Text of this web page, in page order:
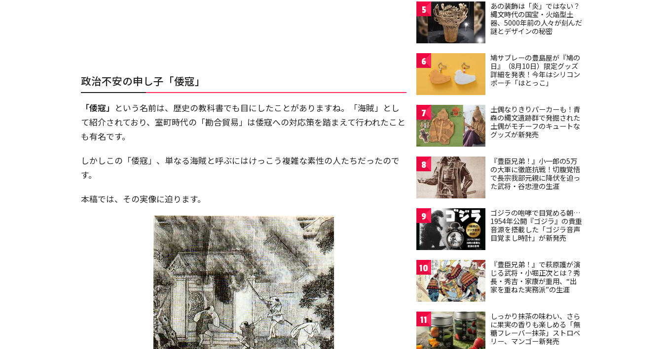
政治不安の申し子「倭寇」
「倭寇」 という名前は、歴史の教科書でも目にしたことがありますね。「海賊」とし
て紹介されており、室町時代の「勘合貿易」は倭寇への対応策を踏まえて行われたこと
も有名です。
しかしこの「倭寇」、単なる海賊と呼ぶにはけっこう複雑な素性の人たちだったので
す。
本稿では、その実像に迫ります。
5
あの装飾は「炎」ではない？
縄文時代の国宝・火焔型土
器、5000年前の人々が刻んだ
謎とデザインの秘密
6
鳩サブレーの豊島屋が『鳩の
日』（8月10日）限定グッズ
詳細を発表！今年はシリコン
ポーチ「はとっこ」
7
土偶なりきりパーカーも！青
森の縄文遺跡群で発掘された
土偶がモチーフのキュートな
グッズが新発売
8
『豊臣兄弟！』小一郎の5万
の大軍に徹底抗戦！切腹覚悟
で長宗我部元親に降伏を迫っ
た武将・谷忠澄の生涯
9
ゴジラの咆哮で目覚める朝…
1954年公開『ゴジラ』の貴重
音源を搭載した「ゴジラ音声
目覚まし時計」が新発売
10
『豊臣兄弟！』で萩原護が演
じる武将・小堀正次とは？秀
長・秀吉・家康が重用、“出
家を重ねた実務派”の生涯
11
しっかり抹茶の味わい、さら
に果実の香りも楽しめる「無
糖フレーバー抹茶」ストロベ
リー、マンゴー新発売